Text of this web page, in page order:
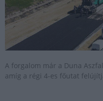
A forgalom már a Duna
amíg a régi 4-es főutat